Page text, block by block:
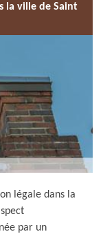
la ville de Saint
légale dans la
par un